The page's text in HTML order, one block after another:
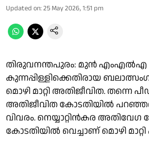
Updated on: 25 May 2026, 1:51 pm
തിരുവനന്തപുരം: മുൻ
കുന്നപ്പിള്ളിക്കെതിരായ
മൊഴി മാറ്റി അതിജീവിത. തന്നെ
അതിജീവിത കോടതിയിൽ
വിവരം. നെയ്യാറ്റിൻകര
കോടതിയിൽ വെച്ചാണ് മൊഴി